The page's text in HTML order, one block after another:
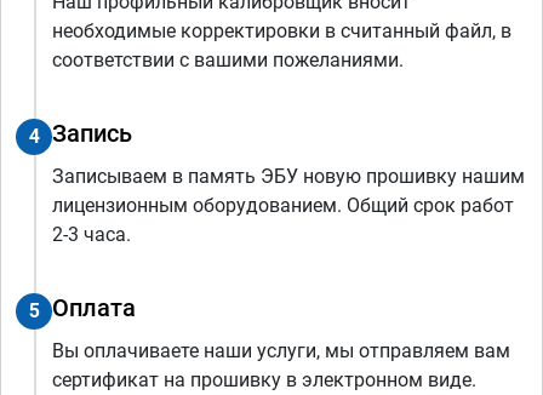
необходимые корректировки в считанный файл, в
соответствии с вашими пожеланиями.
4 Запись
Записываем в память ЭБУ новую прошивку нашим
лицензионным оборудованием. Общий срок работ
2-3 часа.
5 Оплата
Вы оплачиваете наши услуги, мы отправляем вам
сертификат на прошивку в электронном виде.